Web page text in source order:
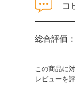
コ
総合評価：
この商品に
レビューを